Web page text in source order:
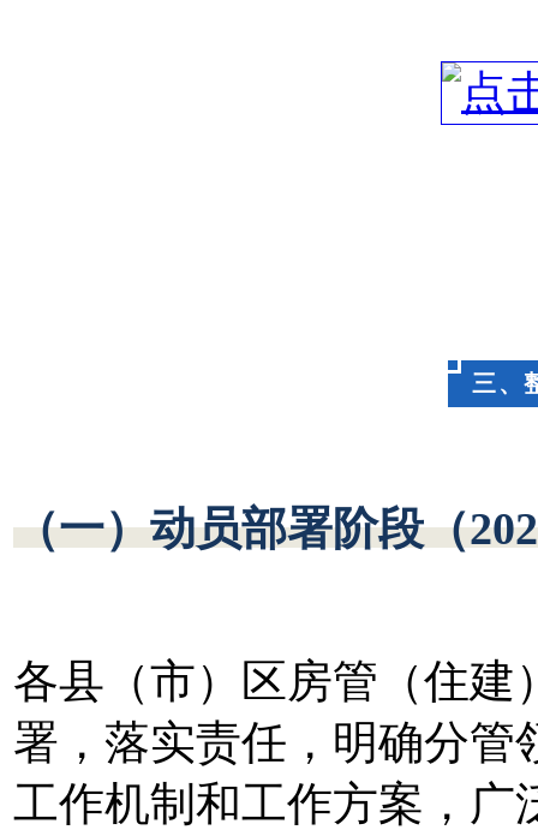
三、
（一）动员部署阶段（
各县（市）区房管（住建
署，落实责任，明确分管
工作机制和工作方案，广